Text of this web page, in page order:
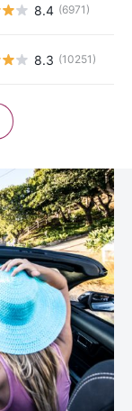
8.4 (6971)
8.3 (10251)